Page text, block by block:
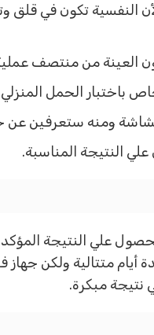
النفسية تكون في قلق
العينة من منتصف
باختبار الحمل المنزلي
ومنه ستعرفين
النتيجة المناسبة.
علي النتيجة
متتالية ولكن
نتيجة مبكرة.